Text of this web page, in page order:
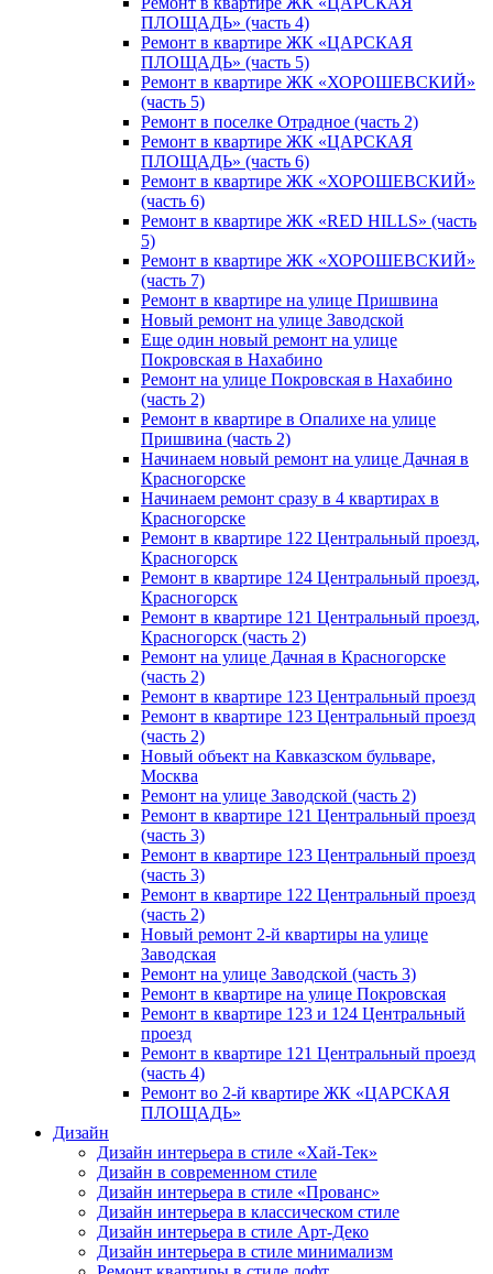
ПЛОЩАДЬ» (часть 4)
Ремонт в квартире ЖК «ЦАРСКАЯ
ПЛОЩАДЬ» (часть 5)
Ремонт в квартире ЖК «ХОРОШЕВСКИЙ»
(часть 5)
Ремонт в поселке Отрадное (часть 2)
Ремонт в квартире ЖК «ЦАРСКАЯ
ПЛОЩАДЬ» (часть 6)
Ремонт в квартире ЖК «ХОРОШЕВСКИЙ»
(часть 6)
Ремонт в квартире ЖК «RED HILLS» (часть
5)
Ремонт в квартире ЖК «ХОРОШЕВСКИЙ»
(часть 7)
Ремонт в квартире на улице Пришвина
Новый ремонт на улице Заводской
Еще один новый ремонт на улице
Покровская в Нахабино
Ремонт на улице Покровская в Нахабино
(часть 2)
Ремонт в квартире в Опалихе на улице
Пришвина (часть 2)
Начинаем новый ремонт на улице Дачная в
Красногорске
Начинаем ремонт сразу в 4 квартирах в
Красногорске
Ремонт в квартире 122 Центральный проезд,
Красногорск
Ремонт в квартире 124 Центральный проезд,
Красногорск
Ремонт в квартире 121 Центральный проезд,
Красногорск (часть 2)
Ремонт на улице Дачная в Красногорске
(часть 2)
Ремонт в квартире 123 Центральный проезд
Ремонт в квартире 123 Центральный проезд
(часть 2)
Новый объект на Кавказском бульваре,
Москва
Ремонт на улице Заводской (часть 2)
Ремонт в квартире 121 Центральный проезд
(часть 3)
Ремонт в квартире 123 Центральный проезд
(часть 3)
Ремонт в квартире 122 Центральный проезд
(часть 2)
Новый ремонт 2-й квартиры на улице
Заводская
Ремонт на улице Заводской (часть 3)
Ремонт в квартире на улице Покровская
Ремонт в квартире 123 и 124 Центральный
проезд
Ремонт в квартире 121 Центральный проезд
(часть 4)
Ремонт во 2-й квартире ЖК «ЦАРСКАЯ
ПЛОЩАДЬ»
Дизайн
Дизайн интерьера в стиле «Хай-Тек»
Дизайн в современном стиле
Дизайн интерьера в стиле «Прованс»
Дизайн интерьера в классическом стиле
Дизайн интерьера в стиле Арт-Деко
Дизайн интерьера в стиле минимализм